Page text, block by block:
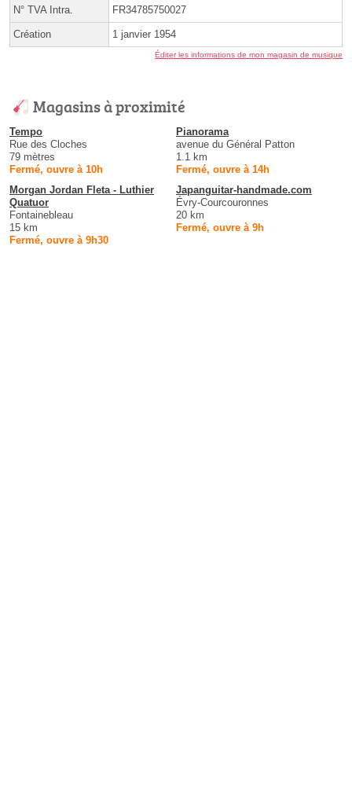
N° TVA Intra. FR34785750027
Création 1 janvier 1954
Éditer les informations de mon magasin de musique
Magasins à proximité
Tempo
Rue des Cloches
79 mètres
Fermé, ouvre à 10h
Pianorama
avenue du Général Patton
1.1 km
Fermé, ouvre à 14h
Morgan Jordan Fleta - Luthier
Quatuor
Fontainebleau
15 km
Fermé, ouvre à 9h30
Japanguitar-handmade.com
Évry-Courcouronnes
20 km
Fermé, ouvre à 9h